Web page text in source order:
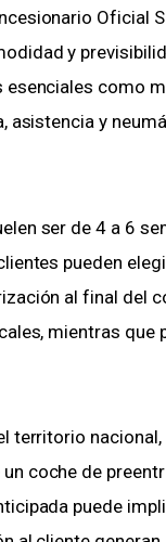
Oficial
y
como
asistencia y
ser de 4 a 6
pueden
al final del
mientras que
territorio nacional,
coche de
puede